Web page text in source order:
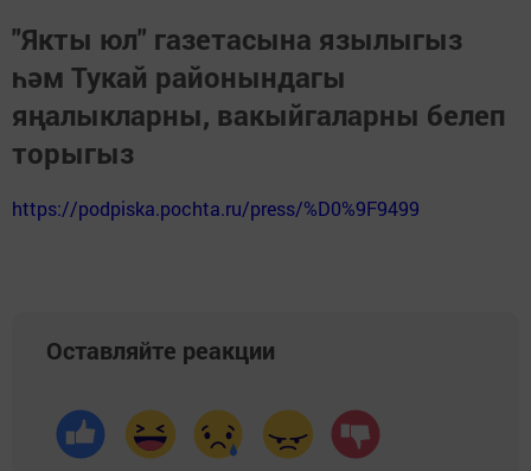
"Якты юл" газетасына язылыгыз
һәм Тукай районындагы
яңалыкларны, вакыйгаларны белеп
торыгыз
https://podpiska.pochta.ru/press/%D0%9F9499
Оставляйте реакции